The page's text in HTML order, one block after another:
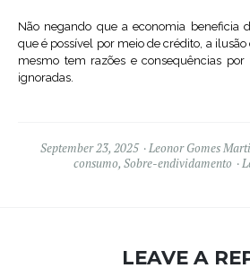
Não negando que a economia beneficia
que é possível por meio de crédito, a
mesmo tem razões e consequências
ignoradas.
September 23, 2025 Leonor Gomes
consumo, Sobre-endividamento
LEAVE A